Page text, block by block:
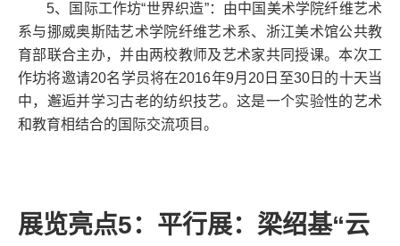
5、国际工作坊“世界织造”：由中国美术学院纤维艺术
系与挪威奥斯陆艺术学院纤维艺术系、浙江美术馆公共教
育部联合主办，并由两校教师及艺术家共同授课。本次工
作坊将邀请20名学员将在2016年9月20 日至30日的十天当
中，邂逅并学习古老的纺织技艺。这是一个实验性的艺术
和教育相结合的国际交流项目。
展览亮点5：平行展：梁绍基“云